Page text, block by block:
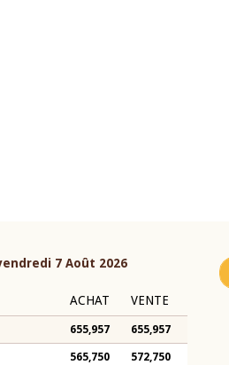
7 Août 2026
ACHAT VENTE
655,957 655,957
565,750 572,750